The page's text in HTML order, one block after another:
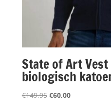
State of Art
biologisch
€149,95 Oorspronkelijke
€60,00Huidige